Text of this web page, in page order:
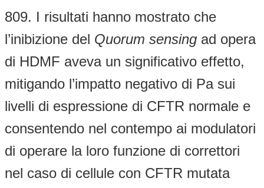
809. I risultati hanno mostrato che
l’inibizione del Quorum sensing ad opera
di HDMF aveva un significativo effetto,
mitigando l’impatto negativo di Pa sui
livelli di espressione di CFTR normale e
consentendo nel contempo ai modulatori
di operare la loro funzione di correttori
nel caso di cellule con CFTR mutata